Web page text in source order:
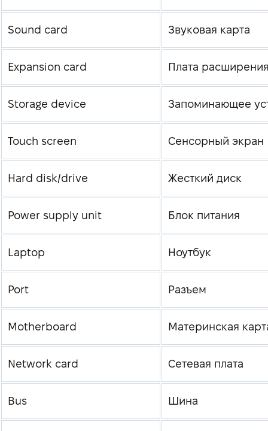
Sound card Звуковая карта
Expansion card Плата
Storage device Запоминающее
Touch screen Сенсорный экран
Hard disk/drive Жесткий диск
Power supply unit Блок питания
Laptop Ноутбук
Port Разъем
Motherboard Материнская
Network card Сетевая плата
Bus Шина